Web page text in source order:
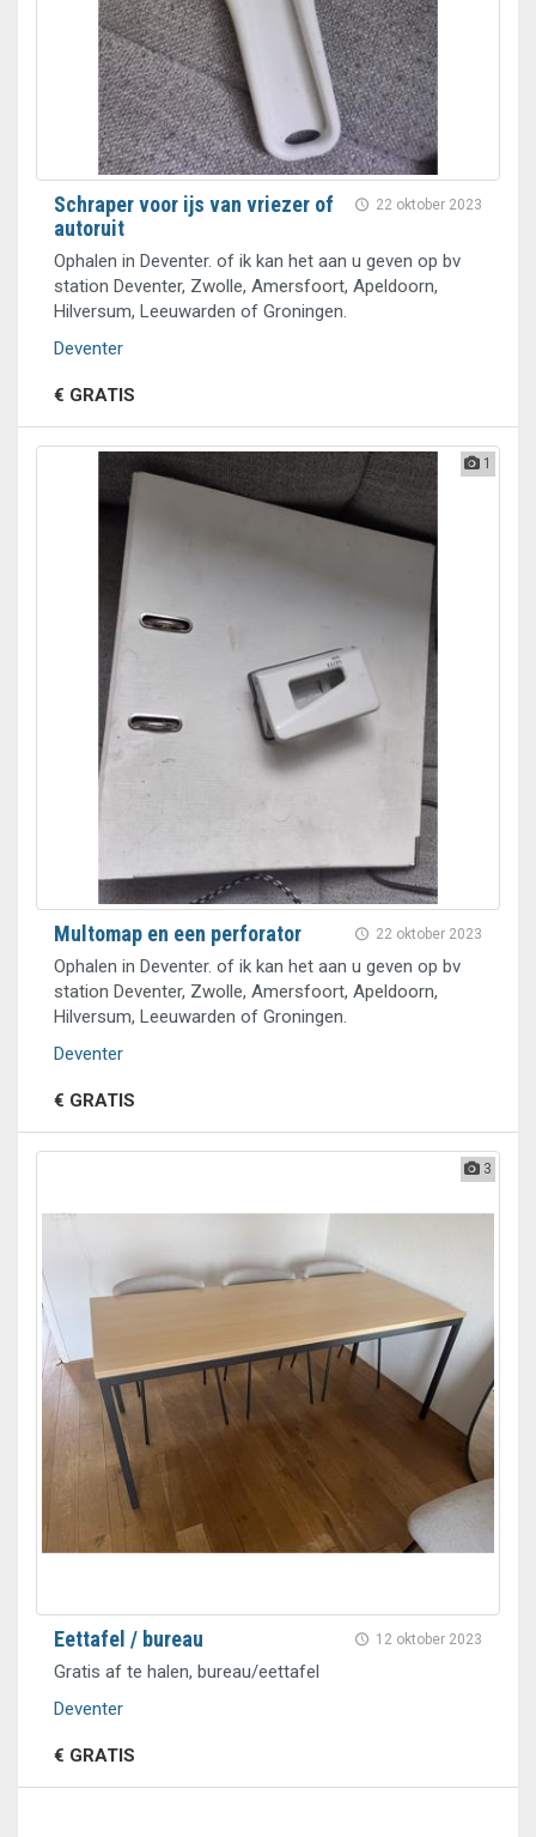
22 oktober 2023
Schraper voor ijs van vriezer of
autoruit
Ophalen in Deventer. of ik kan het aan u geven op bv
station Deventer, Zwolle, Amersfoort, Apeldoorn,
Hilversum, Leeuwarden of Groningen.
Deventer
€ GRATIS
1
22 oktober 2023
Multomap en een perforator
Ophalen in Deventer. of ik kan het aan u geven op bv
station Deventer, Zwolle, Amersfoort, Apeldoorn,
Hilversum, Leeuwarden of Groningen.
Deventer
€ GRATIS
3
12 oktober 2023
Eettafel / bureau
Gratis af te halen, bureau/eettafel
Deventer
€ GRATIS